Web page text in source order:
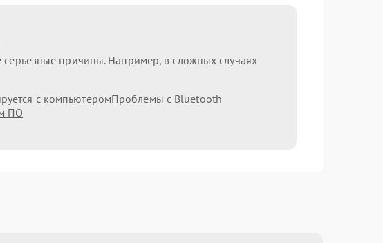
серьезные причины. Например, в сложных случаях
с компьютеромПроблемы с Bluetooth
ПО